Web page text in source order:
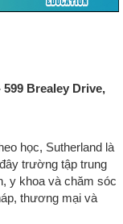
Brealey Drive,
học, Sutherland là
trường tập trung
y khoa và chăm sóc
thương mại và